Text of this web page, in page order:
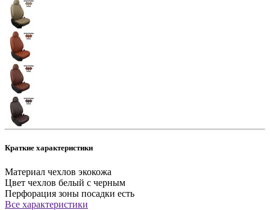
Краткие характеристики
Материал чехлов экокожа
Цвет чехлов белый с черным
Перфорация зоны посадки есть
Все характеристики